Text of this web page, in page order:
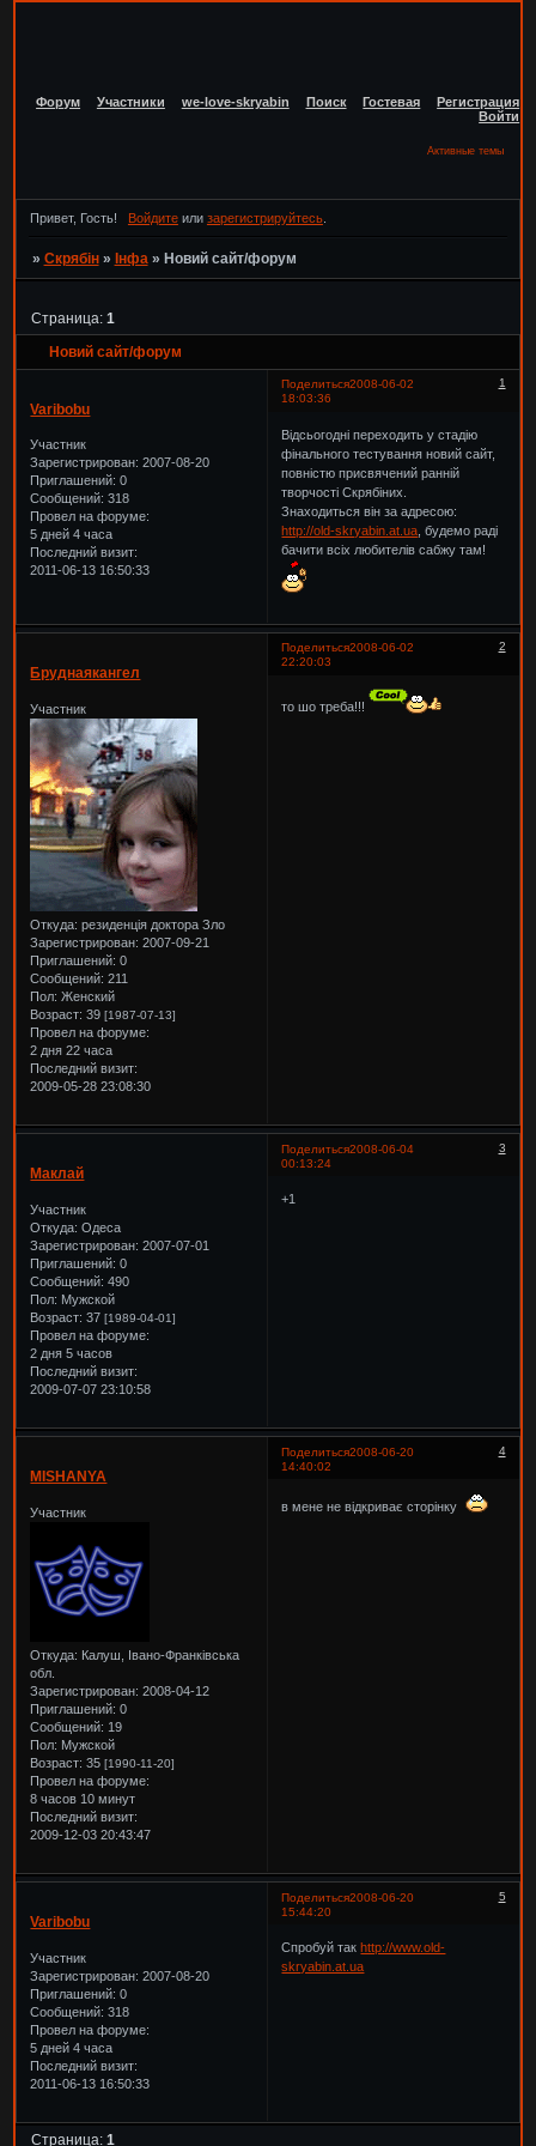
Форум Участники we-love-skryabin Поиск Гостевая
Регистрация
Войти
Активные темы
Привет, Гость! Войдитеили зарегистрируйтесь.
» Скрябін » Інфа » Новий сайт/форум
Новий сайт/форум
Страница: 1
Поделиться 1
2008-06-02
18:03:36
Varibobu
Участник
Зарегистрирован: 2007-08-20
Приглашений: 0
Сообщений: 318
Провел на форуме:
5 дней 4 часа
Последний визит:
2011-06-13 16:50:33
Відсьогодні переходить у стадію
фінального тестування новий сайт,
повністю присвячений ранній
творчості Скрябіних.
Знаходиться він за адресою:
http://old-skryabin.at.ua , будемо раді
бачити всіх любителів сабжу там!
Поделиться 2
2008-06-02
22:20:03
Бруднаякангел
Участник
Откуда: резиденція доктора Зло
Зарегистрирован: 2007-09-21
Приглашений: 0
Сообщений: 211
Пол: Женский
Возраст: 39[1987-07-13]
Провел на форуме:
2 дня 22 часа
Последний визит:
2009-05-28 23:08:30
то шо треба!!!
Поделиться 3
2008-06-04
00:13:24
Маклай
Участник
Откуда: Одеса
Зарегистрирован: 2007-07-01
Приглашений: 0
Сообщений: 490
Пол: Мужской
Возраст: 37[1989-04-01]
Провел на форуме:
2 дня 5 часов
Последний визит:
2009-07-07 23:10:58
+1
Поделиться 4
2008-06-20
14:40:02
MISHANYA
Участник
Откуда: Калуш, Івано-Франківська
обл.
Зарегистрирован: 2008-04-12
Приглашений: 0
Сообщений: 19
Пол: Мужской
Возраст: 35[1990-11-20]
Провел на форуме:
8 часов 10 минут
Последний визит:
2009-12-03 20:43:47
в мене не відкриває сторінку
Поделиться 5
2008-06-20
15:44:20
Varibobu
Участник
Зарегистрирован: 2007-08-20
Приглашений: 0
Сообщений: 318
Провел на форуме:
5 дней 4 часа
Последний визит:
2011-06-13 16:50:33
Спробуй так http://www.old-
skryabin.at.ua
Страница: 1